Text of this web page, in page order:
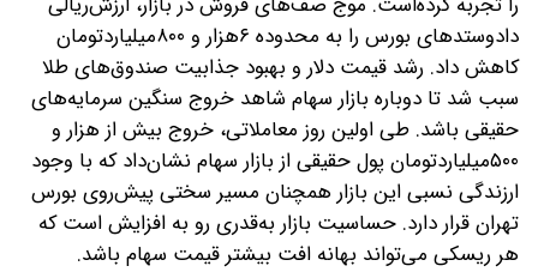
دادوستدهای بورس را به محدوده ۶هزار و ۸۰۰میلیارد‌تومان
کاهش داد. رشد قیمت دلار و بهبود جذابیت صندوق‌های طلا
سبب شد تا دوباره بازار سهام شاهد خروج سنگین سرمایه‌های
حقیقی باشد. طی اولین روز معاملاتی، خروج بیش از ‌هزار و
۵۰۰میلیارد‌تومان پول حقیقی از بازار سهام نشان‌داد که با وجود
ارزندگی نسبی این بازار همچنان مسیر سختی پیش‌روی بورس
تهران قرار دارد. حساسیت بازار به‌قدری رو به افزایش است که
هر ریسکی می‌تواند بهانه افت بیشتر قیمت سهام باشد.